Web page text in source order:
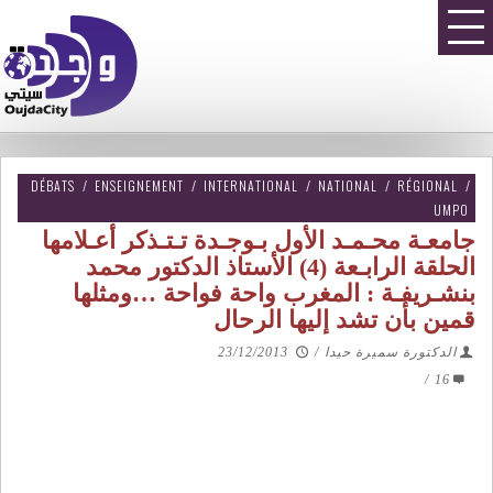
DÉBATS / ENSEIGNEMENT / INTERNATIONAL / NATIONAL / RÉGIONAL
/
UMPO
جامعـة محـمـد الأول بـوجـدة تـتـذكر أعـلامها
الحلقة الرابـعة (4) الأستاذ الدكتور محمد
بنشـريفـة : المغرب واحة فواحة …ومثلها
قمين بأن تشد إليها الرحال
الدكتورة سميرة حيدا /
23/12/2013
16
/